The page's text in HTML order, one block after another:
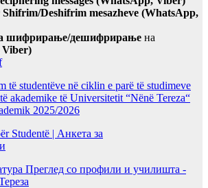
Deshifrim mesazheve (WhatsApp,
шифрирање/дешифрирање на
Viber)
të studentëve në ciklin e parë të studimeve
akademike të Universitetit “Nënë Tereza“
2025/2026
Studentë | Анкета за
Преглед со профили и училишта -